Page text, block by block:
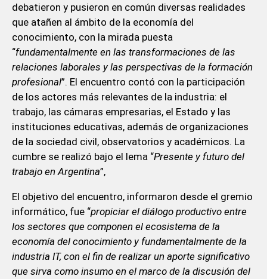
debatieron y pusieron en común diversas realidades
que atañen al ámbito de la economía del
conocimiento, con la mirada puesta
“fundamentalmente en las transformaciones de las
relaciones laborales y las perspectivas de la formación
profesional”. El encuentro contó con la participación
de los actores más relevantes de la industria: el
trabajo, las cámaras empresarias, el Estado y las
instituciones educativas, además de organizaciones
de la sociedad civil, observatorios y académicos. La
cumbre se realizó bajo el lema “Presente y futuro del
trabajo en Argentina”,
El objetivo del encuentro, informaron desde el gremio
informático, fue “propiciar el diálogo productivo entre
los sectores que componen el ecosistema de la
economía del conocimiento y fundamentalmente de la
industria IT, con el fin de realizar un aporte significativo
que sirva como insumo en el marco de la discusión del